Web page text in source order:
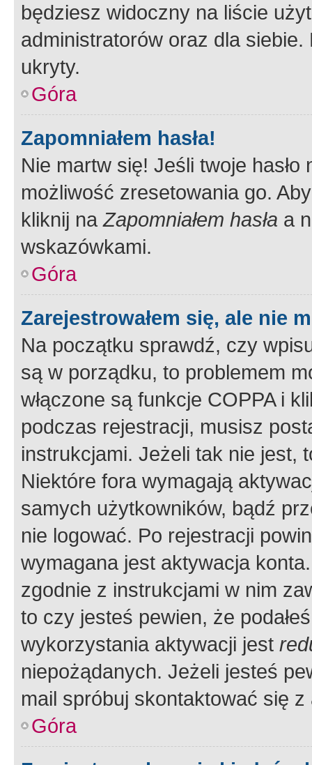
będziesz widoczny na liście
administratorów oraz dla
ukryty.
Góra
Zapomniałem hasła!
Nie martw się! Jeśli twoje
możliwość zresetowania go.
kliknij naZapomniałem hasła a
wskazówkami.
Góra
Zarejestrowałem się, ale nie
Na początku sprawdź, czy
są w porządku, to problemem
włączone są funkcje COPPA i
podczas rejestracji, musisz
instrukcjami. Jeżeli tak nie jest,
Niektóre fora wymagają
samych użytkowników, bądź
nie logować. Po rejestracji
wymagana jest aktywacja
zgodnie z instrukcjami w nim
to czy jesteś pewien, że
wykorzystania aktywacji jest
niepożądanych. Jeżeli jesteś
mail spróbuj skontaktować się
Góra